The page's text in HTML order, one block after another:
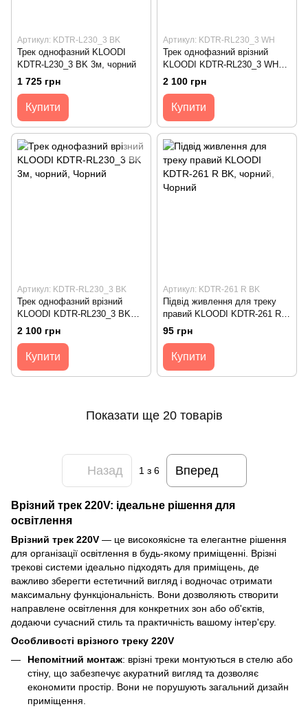
Артикул: KDTR-L230_3 BK
Трек однофазний KLOODI
KDTR-L230_3 BK 3м, чорний
1 725 грн
Купити
Артикул: KDTR-RL230_3 WH
Трек однофазний врізний
KLOODI KDTR-RL230_3 WH
3м, білий
2 100 грн
Купити
Артикул: KDTR-RL230_3 BK
Трек однофазний врізний
KLOODI KDTR-RL230_3 BK
3м, чорний
2 100 грн
Купити
Артикул: KDTR-261 R BK
Підвід живлення для треку
правий KLOODI KDTR-261 R
BK, чорний
95 грн
Купити
Показати ще 20 товарів
Назад 1з 6 Вперед
Врізний трек 220V: ідеальне рішення для
освітлення
Врізний трек 220V — це високоякісне та елегантне рішення
для організації освітлення в будь-якому приміщенні. Врізні
трекові системи ідеально підходять для приміщень, де
важливо зберегти естетичний вигляд і водночас отримати
максимальну функціональність. Вони дозволяють створити
направлене освітлення для конкретних зон або об'єктів,
додаючи сучасний стиль та практичність вашому інтер'єру.
Особливості врізного треку 220V
Непомітний монтаж: врізні треки монтуються в стелю або
стіну, що забезпечує акуратний вигляд та дозволяє
економити простір. Вони не порушують загальний дизайн
приміщення.